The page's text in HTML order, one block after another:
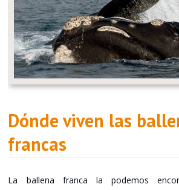
Dónde viven las
francas
La ballena franca la podemos